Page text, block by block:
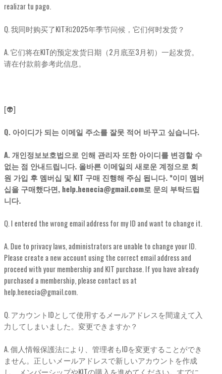
realizar tu pago.
Q. 我同时购买了KIT和2025年季节问候，它们何时发货？
A. 它们将在KIT的预定发货日期（2月底至3月初）一起发货。
请在付款前参考此信息。
[👽]
Q. 아이디가 되는 이메일 주소를 잘못 적어 바꾸고 싶습니다.
A. 개인정보보호법으로 인해 관리자 또한 아이디를 변경할 수
없는 점 안내드립니다. 올바른 이메일의 새로운 계정으로 회
원 가입 후 멤버십 및 KIT 구매 진행해 주심 됩니다. *이미 멤버
십을 구매했다면, help.henecia@gmail.com로 문의 부탁드립
니다.
Q. I entered the wrong email address for my ID and want to change it.
A. Due to privacy laws, administrators are unable to change your ID.
Please create a new account using the correct email address and
proceed with your membership and KIT purchase. If you have already
purchased a membership, please contact us at
help.henecia@gmail.com.
Q. アカウントIDとして使用するメールアドレスを間違えて入
力してしまいました。変更できますか？
A. 個人情報保護法により、管理者もIDを変更することができ
ません。正しいメールアドレスで新しいアカウントを作成
し、メンバーシップやKITの購入を進めてください。すでに